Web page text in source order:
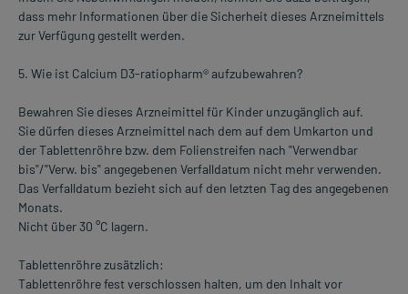
dass mehr Informationen über die Sicherheit dieses Arzneimittels
zur Verfügung gestellt werden.
5. Wie ist Calcium D3-ratiopharm® aufzubewahren?
Bewahren Sie dieses Arzneimittel für Kinder unzugänglich auf.
Sie dürfen dieses Arzneimittel nach dem auf dem Umkarton und
der Tablettenröhre bzw. dem Folienstreifen nach "Verwendbar
bis"/"Verw. bis" angegebenen Verfalldatum nicht mehr verwenden.
Das Verfalldatum bezieht sich auf den letzten Tag des angegebenen
Monats.
Nicht über 30 °C lagern.
Tablettenröhre zusätzlich:
Tablettenröhre fest verschlossen halten, um den Inhalt vor